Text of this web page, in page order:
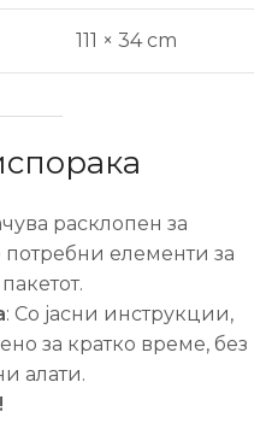
111 × 34 cm
расклопен за
потребни елементи за
: Со јасни инструкции,
за кратко време, без
алати.